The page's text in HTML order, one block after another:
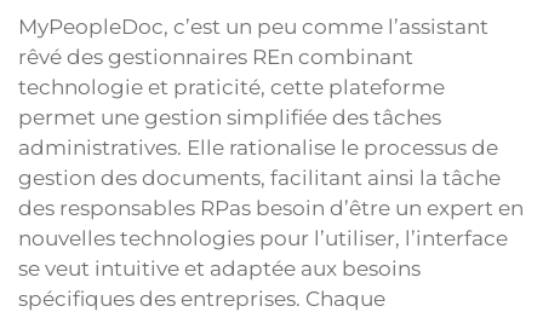
MyPeopleDoc, c’est un peu comme l’assistant
rêvé des gestionnaires REn combinant
technologie et praticité, cette plateforme
permet une gestion simplifiée des tâches
administratives. Elle rationalise le processus de
gestion des documents, facilitant ainsi la tâche
des responsables RPas besoin d’être un expert en
nouvelles technologies pour l’utiliser, l’interface
se veut intuitive et adaptée aux besoins
spécifiques des entreprises. Chaque